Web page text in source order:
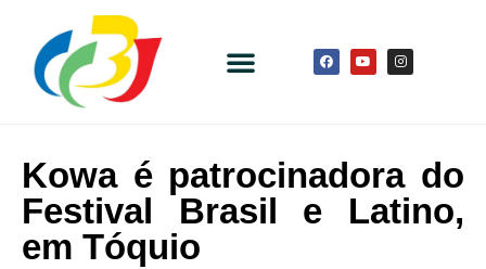
Kowa é patrocinadora do
Festival Brasil e Latino,
em Tóquio